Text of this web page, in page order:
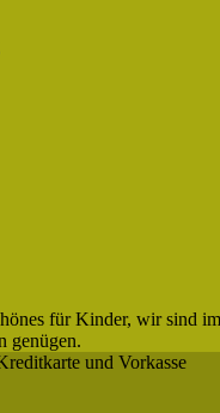
für Kinder, wir sind
genügen.